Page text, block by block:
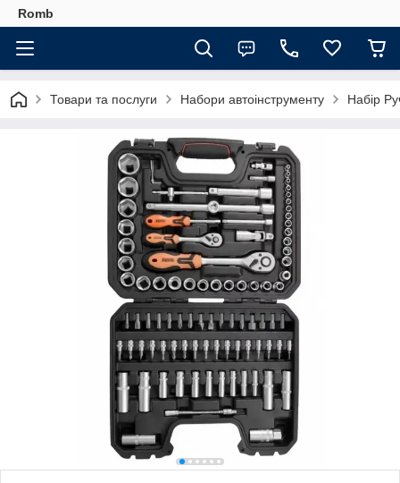
Romb
Товари та послуги Набори автоінструменту Набір